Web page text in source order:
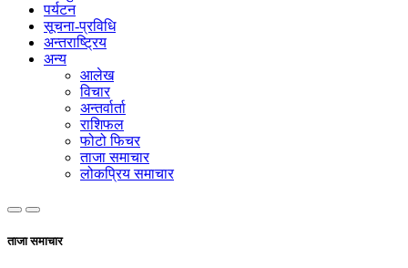
पर्यटन
सूचना-प्रविधि
अन्तराष्ट्रिय
अन्य
आलेख
विचार
अन्तर्वार्ता
राशिफल
फोटो फिचर
ताजा समाचार
लोकप्रिय समाचार
ताजा समाचार